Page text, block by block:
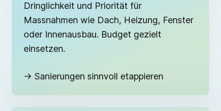
Dringlichkeit und Priorität für
Massnahmen wie Dach, Heizung, Fenster
oder Innenausbau. Budget gezielt
einsetzen.
→ Sanierungen sinnvoll etappieren